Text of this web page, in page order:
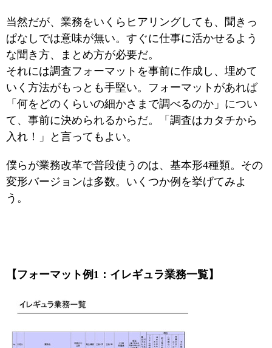
当然だが、業務をいくらヒアリングしても、聞きっ
ぱなしでは意味が無い。すぐに仕事に活かせるよう
な聞き方、まとめ方が必要だ。
それには調査フォーマットを事前に作成し、埋めて
いく方法がもっとも手堅い。フォーマットがあれば
「何をどのくらいの細かさまで調べるのか」につい
て、事前に決められるからだ。「調査はカタチから
入れ！」と言ってもよい。
僕らが業務改革で普段使うのは、基本形4種類。その
変形バージョンは多数。いくつか例を挙げてみよ
う。
【フォーマット例1：イレギュラ業務一覧】